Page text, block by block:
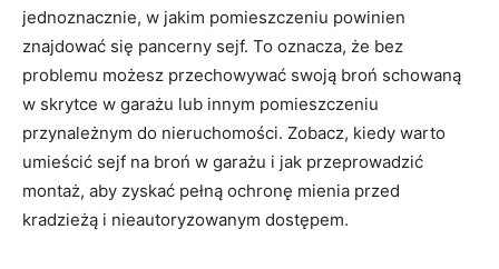
jednoznacznie, w jakim pomieszczeniu powinien
znajdować się pancerny sejf. To oznacza, że bez
problemu możesz przechowywać swoją broń schowaną
w skrytce w garażu lub innym pomieszczeniu
przynależnym do nieruchomości. Zobacz, kiedy warto
umieścić sejf na broń w garażu i jak przeprowadzić
montaż, aby zyskać pełną ochronę mienia przed
kradzieżą i nieautoryzowanym dostępem.